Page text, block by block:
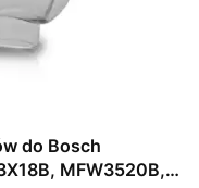
MFW3520B,